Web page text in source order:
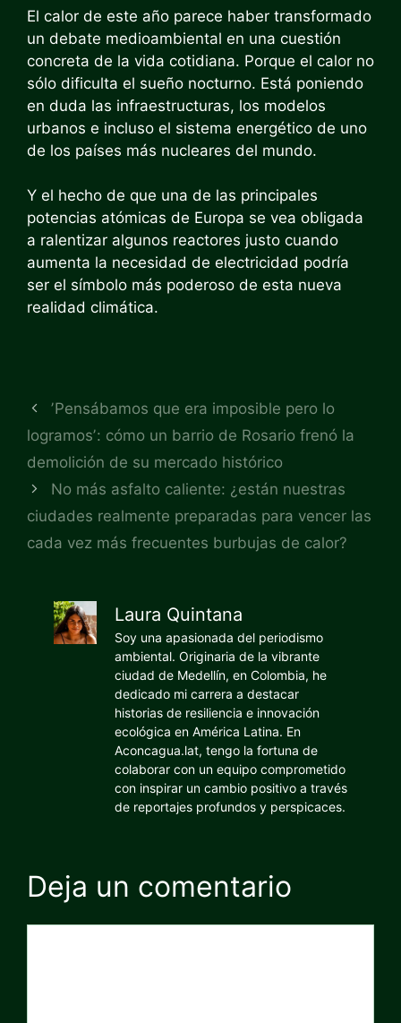
El calor de este año parece haber transformado
un debate medioambiental en una cuestión
concreta de la vida cotidiana. Porque el calor no
sólo dificulta el sueño nocturno. Está poniendo
en duda las infraestructuras, los modelos
urbanos e incluso el sistema energético de uno
de los países más nucleares del mundo.
Y el hecho de que una de las principales
potencias atómicas de Europa se vea obligada
a ralentizar algunos reactores justo cuando
aumenta la necesidad de electricidad podría
ser el símbolo más poderoso de esta nueva
realidad climática.
ʼPensábamos que era imposible pero lo
logramosʼ: cómo un barrio de Rosario frenó la
demolición de su mercado histórico
No más asfalto caliente: ¿están nuestras
ciudades realmente preparadas para vencer las
cada vez más frecuentes burbujas de calor?
Laura Quintana
Soy una apasionada del periodismo
ambiental. Originaria de la vibrante
ciudad de Medellín, en Colombia, he
dedicado mi carrera a destacar
historias de resiliencia e innovación
ecológica en América Latina. En
Aconcagua.lat, tengo la fortuna de
colaborar con un equipo comprometido
con inspirar un cambio positivo a través
de reportajes profundos y perspicaces.
Deja un comentario